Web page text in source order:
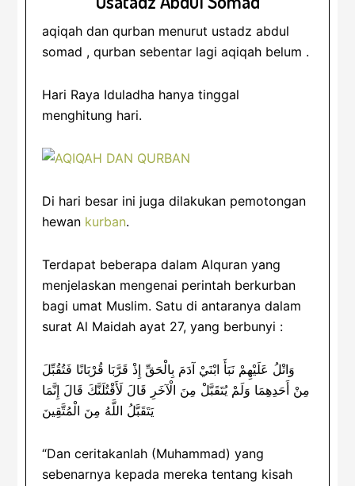
aqiqah dan qurban menurut ustadz abdul
somad , qurban sebentar lagi aqiqah belum .
Hari Raya Iduladha hanya tinggal
menghitung hari.
Di hari besar ini juga dilakukan pemotongan
hewan kurban.
Terdapat beberapa dalam Alquran yang
menjelaskan mengenai perintah berkurban
bagi umat Muslim. Satu di antaranya dalam
surat Al Maidah ayat 27, yang berbunyi :
وَاتْلُ عَلَيْهِمْ نَبَأَ ابْنَيْ آدَمَ بِالْحَقِّ إِذْ قَرَّبَا قُرْبَانًا فَتُقُبِّلَ
مِنْ أَحَدِهِمَا وَلَمْ يُتَقَبَّلْ مِنَ الْآخَرِ قَالَ لَأَقْتُلَنَّكَ قَالَ إِنَّمَا
يَتَقَبَّلُ اللَّهُ مِنَ الْمُتَّقِينَ
“Dan ceritakanlah (Muhammad) yang
sebenarnya kepada mereka tentang kisah